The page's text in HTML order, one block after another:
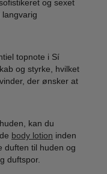
og sexet
topnote i Sí
og styrke, hvilket
der ønsker at
kan du
body lotion inden
duften til huden og
duftspor.